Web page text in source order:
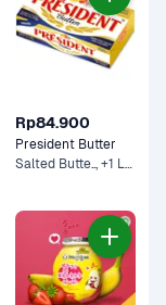
Rp84.900
President Butter
Salted Butte.., +1 Lainnya